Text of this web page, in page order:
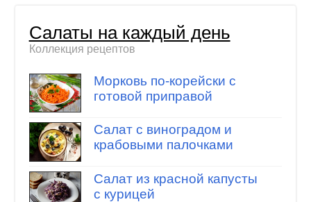
Салаты на каждый день
Коллекция рецептов
Морковь по-корейски с
готовой приправой
Салат с виноградом и
крабовыми палочками
Салат из красной капусты
с курицей